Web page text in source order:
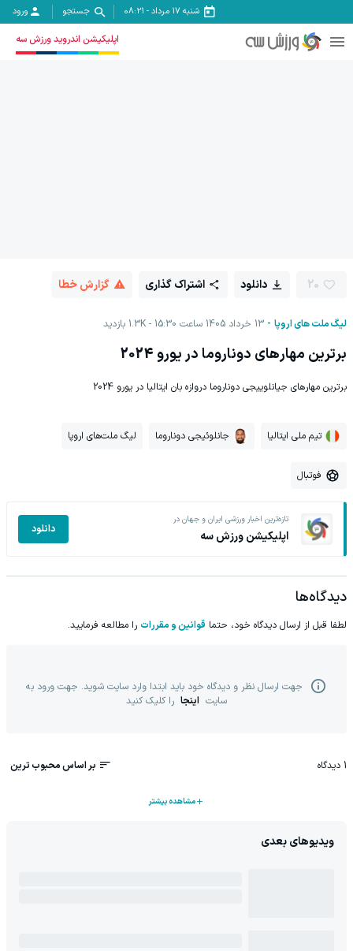
شنبه ۱۷ مرداد -
08:21 جستجو ورود
اپلیکیشن اندروید ورزش سه
لیگ ملت های اروپا 13 خرداد 1405 ساعت 15:30 1.3K بازدید
20 دانلود اشتراک گذاری گزارش خطا
برترین مهارهای دوناروما در یورو 2024
برترین مهارهای جیانلوییجی دوناروما دروازه بان ایتالیا در یورو 2024
تیم ملی ایتالیا جانلوئیجی دوناروما لیگ ملت‌های اروپا
فوتبال
تازه‌ترین اخبار ورزشی ایران و جهان در
اپلیکیشن ورزش سه دانلود
دیدگاه‌ها
لطفا قبل از ارسال دیدگاه خود، حتما قوانین و مقررات را مطالعه فرمایید.
جهت ارسال نظر و دیدگاه خود باید ابتدا وارد سایت شوید. جهت ورود به
سایت اینجا را کلیک کنید
1 دیدگاه بر اساس محبوب ترین
مشاهده بیشتر
ویدیوهای بعدی